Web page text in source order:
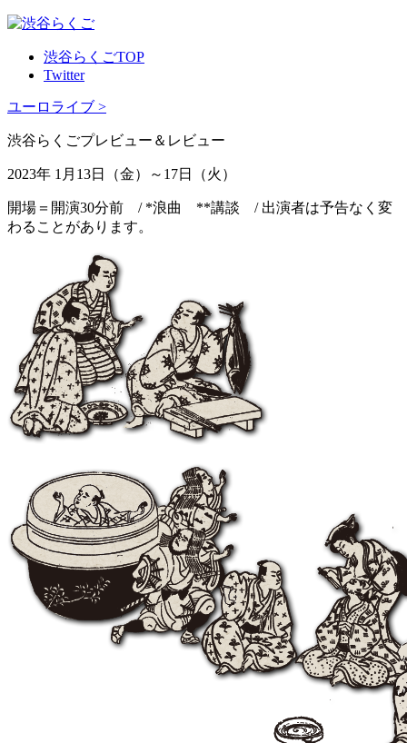
渋谷らくごTOP
Twitter
ユーロライブ >
渋谷らくごプレビュー＆レビュー
2023年 1月13日（金）～17日（火）
開場＝開演30分前 / *浪曲 **講談 / 出演者は予告なく変
わることがあります。